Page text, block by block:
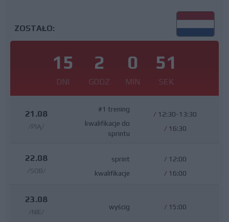
ZOSTAŁO:
15
DNI
2
GODZ
0
MIN
50
SEK
21.08
/PIĄ/
#1 trening
kwalifikacje do
sprintu
/ 12:30-13:30
/ 16:30
22.08
/SOB/
sprint
kwalifikacje
/ 12:00
/ 16:00
23.08
/NIE/
wyścig / 15:00